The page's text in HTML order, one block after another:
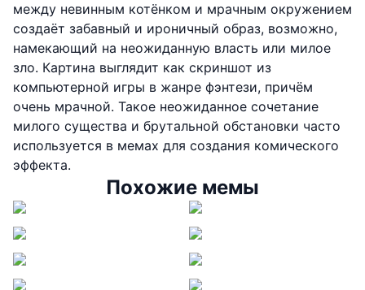
между невинным котёнком и мрачным окружением
создаёт забавный и ироничный образ, возможно,
намекающий на неожиданную власть или милое
зло. Картина выглядит как скриншот из
компьютерной игры в жанре фэнтези, причём
очень мрачной. Такое неожиданное сочетание
милого существа и брутальной обстановки часто
используется в мемах для создания комического
эффекта.
Похожие мемы